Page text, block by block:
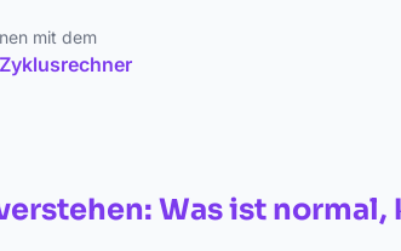
mit dem
Was ist normal,